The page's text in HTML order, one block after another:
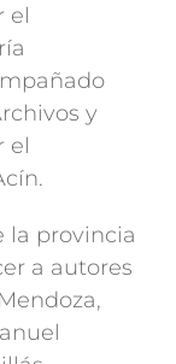
el
y
el
la provincia
a autores